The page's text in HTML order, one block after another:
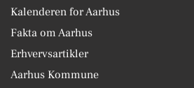
Kalenderen for Aarhus
Fakta om Aarhus
Erhvervsartikler
Aarhus Kommune